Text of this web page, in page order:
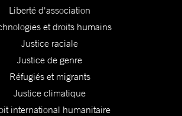
Liberté d'association
et droits humains
Justice raciale
Justice de genre
Réfugiés et migrants
Justice climatique
international humanitaire